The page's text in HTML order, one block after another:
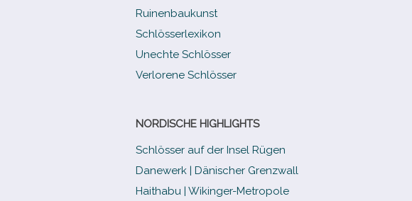
Ruinenbaukunst
Schlösserlexikon
Unechte Schlösser
Verlorene Schlösser
NORDISCHE HIGHLIGHTS
Schlösser auf der Insel Rügen
Danewerk | Dänischer Grenzwall
Haithabu | Wikinger-Metropole